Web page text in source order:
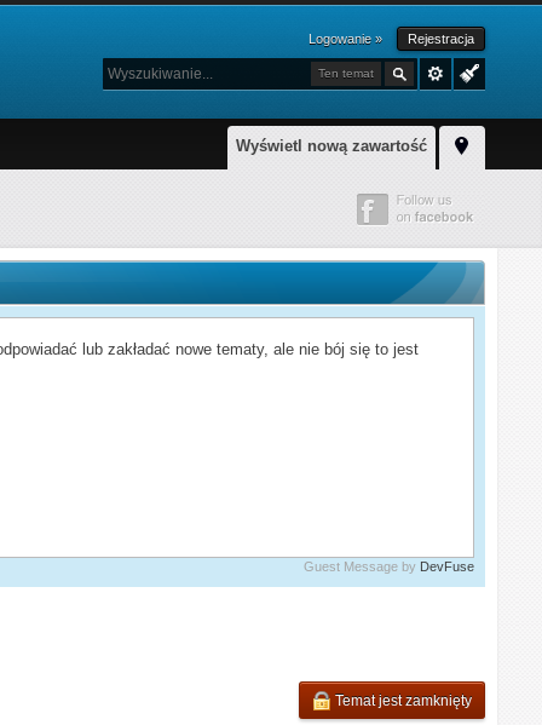
Logowanie » Rejestracja
Ten temat
Wyświetl nową zawartość
lub zakładać nowe tematy, ale nie bój się to jest
Guest Message by DevFuse
Temat jest zamknięty